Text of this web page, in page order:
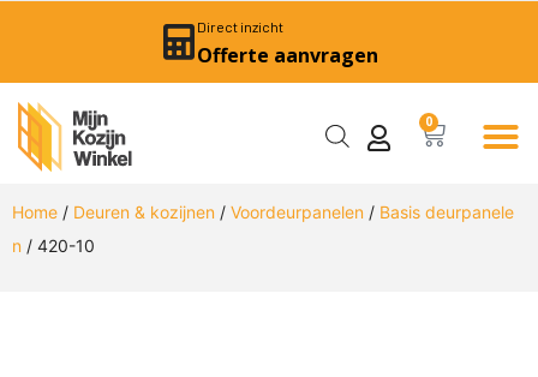
Direct inzicht
Offerte aanvragen
0
Home / Deuren & kozijnen / Voordeurpanelen / Basis deurpanele
n / 420-10